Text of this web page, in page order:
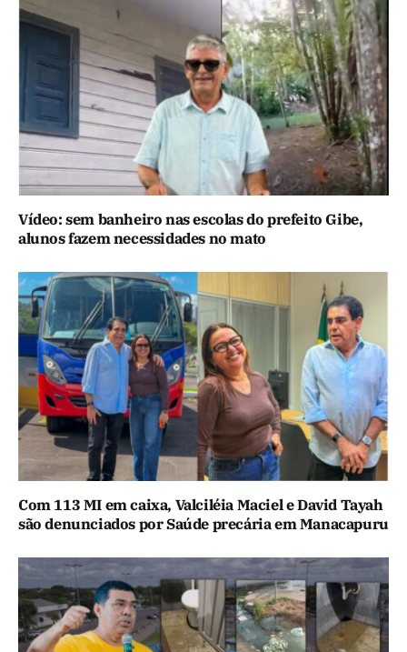
Vídeo: sem banheiro nas escolas do prefeito Gibe,
alunos fazem necessidades no mato
Com 113 MI em caixa, Valciléia Maciel e David Tayah
são denunciados por Saúde precária em Manacapuru